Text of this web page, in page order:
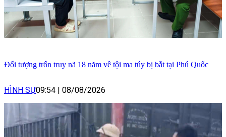
Đối tượng trốn truy nã 18 năm về tội ma túy bị bắt tại Phú Quốc
HÌNH SỰ09:54 | 08/08/2026